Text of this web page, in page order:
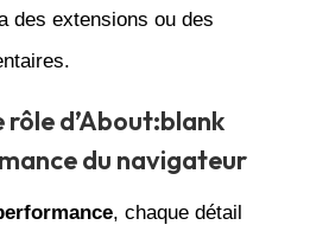
des extensions ou des
d’About:blank
du navigateur
, chaque détail